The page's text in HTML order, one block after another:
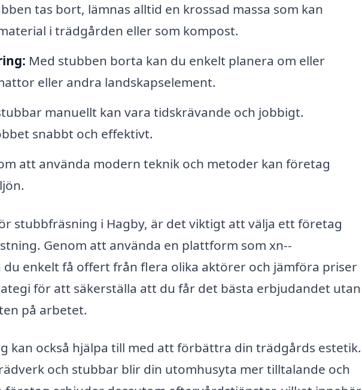
tas bort, lämnas alltid en krossad massa som kan
i trädgården eller som kompost.
Med stubben borta kan du enkelt planera om eller
eller andra landskapselement.
manuellt kan vara tidskrävande och jobbigt.
snabbt och effektivt.
att använda modern teknik och metoder kan företag
stubbfräsning i Hagby, är det viktigt att välja ett företag
Genom att använda en plattform som xn--
enkelt få offert från flera olika aktörer och jämföra priser
för att säkerställa att du får det bästa erbjudandet utan
på arbetet.
kan också hjälpa till med att förbättra din trädgårds estetik.
och stubbar blir din utomhusyta mer tilltalande och